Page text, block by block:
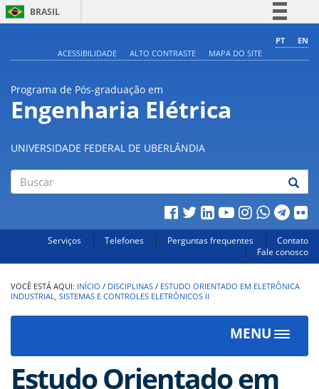
BRASIL
Comunica BR
Acesso à informação
Legislação
PT
EN
ACESSIBILIDADE
ALTO CONTRASTE MAPA DO SITE
Programa de Pós-graduação em
Engenharia Elétrica
UNIVERSIDADE FEDERAL DE UBERLÂNDIA
Serviços Telefones Perguntas frequentes
Contato
Fale conosco
INÍCIO / DISCIPLINAS / ESTUDO ORIENTADO EM ELETRÔNICA
INDUSTRIAL, SISTEMAS E CONTROLES ELETRÔNICOS II
MENU
Toggle
Estudo Orientado em